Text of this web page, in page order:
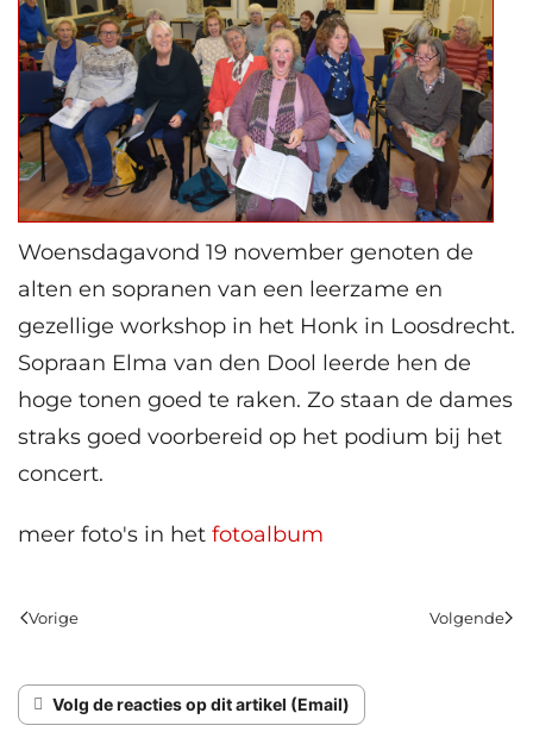
Woensdagavond 19 november genoten de
alten en sopranen van een leerzame en
gezellige workshop in het Honk in Loosdrecht.
Sopraan Elma van den Dool leerde hen de
hoge tonen goed te raken. Zo staan de dames
straks goed voorbereid op het podium bij het
concert.
meer foto's in het fotoalbum
Vorige Volgende
Volg de reacties op dit artikel (Email)